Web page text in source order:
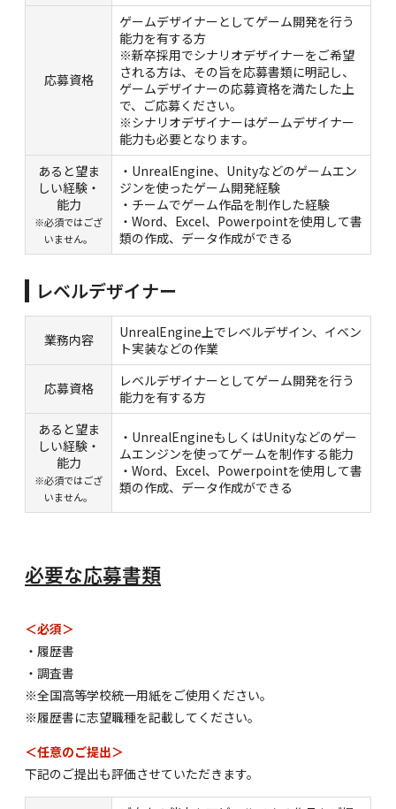
応募資格
ゲームデザイナーとしてゲーム開発を行う
能力を有する方
※新卒採用でシナリオデザイナーをご希望
される方は、その旨を応募書類に明記し、
ゲームデザイナーの応募資格を満たした上
で、ご応募ください。
※シナリオデザイナーはゲームデザイナー
能力も必要となります。
あると望ま
しい経験・
能力
※必須ではござ
いません。
・UnrealEngine、Unityなどのゲームエン
ジンを使ったゲーム開発経験
・チームでゲーム作品を制作した経験
・Word、Excel、Powerpointを使用して書
類の作成、データ作成ができる
レベルデザイナー
業務内容
UnrealEngine上でレベルデザイン、イベン
ト実装などの作業
応募資格
レベルデザイナーとしてゲーム開発を行う
能力を有する方
あると望ま
しい経験・
能力
※必須ではござ
いません。
・UnrealEngineもしくはUnityなどのゲー
ムエンジンを使ってゲームを制作する能力
・Word、Excel、Powerpointを使用して書
類の作成、データ作成ができる
必要な応募書類
＜必須＞
・履歴書
・調査書
※全国高等学校統一用紙をご使用ください。
※履歴書に志望職種を記載してください。
＜任意のご提出＞
下記のご提出も評価させていただきます。